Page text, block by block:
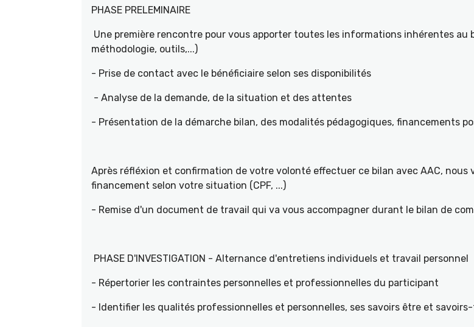
PHASE PRELEMINAIRE
Une première rencontre pour vous apporter toutes les informations inhérentes au
méthodologie, outils,...)
- Prise de contact avec le bénéficiaire selon ses disponibilités
- Analyse de la demande, de la situation et des attentes
- Présentation de la démarche bilan, des modalités pédagogiques, financements
Après réfléxion et confirmation de votre volonté effectuer ce bilan avec AAC,
financement selon votre situation (CPF, ...)
- Remise d'un document de travail qui va vous accompagner durant le bilan de
PHASE D'INVESTIGATION - Alternance d'entretiens individuels et travail personnel
- Répertorier les contraintes personnelles et professionnelles du participant
- Identifier les qualités professionnelles et personnelles, ses savoirs être et